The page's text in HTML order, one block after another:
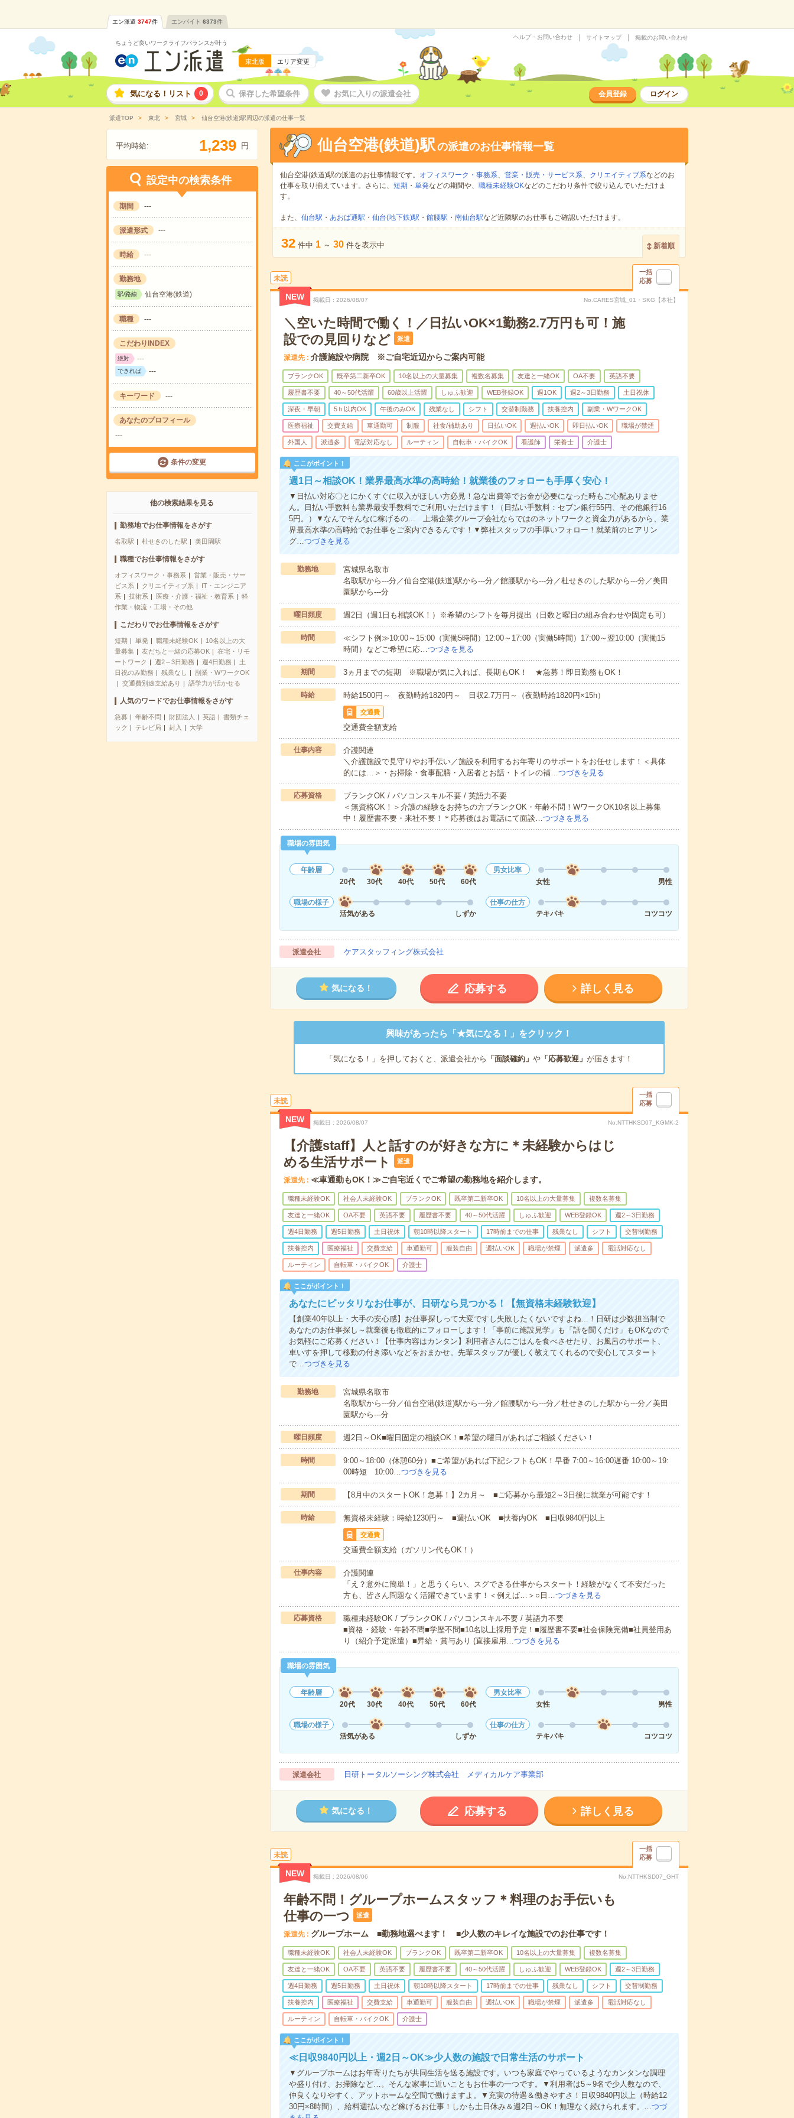
エン派遣 3747件 エンバイト 6373件
ちょうど良いワークライフバランスが叶う
東北版 エリア変更
ヘルプ・お問い合わせ サイトマップ 掲載のお問い合わせ
気になる！リスト 0 保存した希望条件 お気に入りの派遣会社 会員登録 ログイン
派遣TOP 東北 宮城 仙台空港(鉄道)駅周辺の派遣の仕事一覧
平均時給: 1,239 円
設定中の検索条件
期間 ---
派遣形式 ---
時給 ---
勤務地
駅/路線 仙台空港(鉄道)
職種 ---
こだわりINDEX
絶対 ---
できれば ---
キーワード ---
あなたのプロフィール
---
条件の変更
他の検索結果を見る
勤務地でお仕事情報をさがす
名取駅 杜せきのした駅 美田園駅
職種でお仕事情報をさがす
オフィスワーク・事務系
営業・販売・サー
ビス系
クリエイティブ系
IT・エンジニア
系
技術系 医療・介護・福祉・教育系
軽
作業・物流・工場・その他
こだわりでお仕事情報をさがす
短期 単発 職種未経験OK
10名以上の大
量募集
友だちと一緒の応募OK
在宅・リモ
ートワーク
週2～3日勤務 週4日勤務
土
日祝のみ勤務
残業なし
副業・WワークOK
交通費別途支給あり
語学力が活かせる
人気のワードでお仕事情報をさがす
急募 年齢不問 財団法人 英語
書類チェ
ック
テレビ局 封入 大学
仙台空港(鉄道)駅の派遣のお仕事情報一覧
仙台空港(鉄道)駅の派遣のお仕事情報です。 オフィスワーク・事務系、 営業・販売・サービス系、 クリエイティブ系などのお
仕事を取り揃えています。さらに、 短期 ・ 単発などの期間や、 職種未経験OKなどのこだわり条件で絞り込んでいただけま
す。
また、 仙台駅 ・ あおば通駅 ・ 仙台(地下鉄)駅 ・ 館腰駅 ・ 南仙台駅など近隣駅のお仕事もご確認いただけます。
32 件中 1 ～ 30 件を表示中 新着順
未読
一括
応募
NEW 掲載日 2026/08/07 No.CARES宮城_01・SKG【本社】
＼空いた時間で働く！／日払いOK×1勤務2.7万円も可！施
設での見回りなど
派遣
派遣先 介護施設や病院 ※ご自宅近辺からご案内可能
ブランクOK 既卒第二新卒OK 10名以上の大量募集 複数名募集 友達と一緒OK OA不要 英語不要
履歴書不要 40～50代活躍 60歳以上活躍 しゅふ歓迎 WEB登録OK 週1OK 週2～3日勤務 土日祝休
深夜・早朝 5ｈ以内OK 午後のみOK 残業なし シフト 交替制勤務 扶養控内 副業・WワークOK
医療福祉 交費支給 車通勤可 制服 社食/補助あり 日払いOK 週払いOK 即日払いOK 職場が禁煙
外国人 派遣多 電話対応なし ルーティン 自転車・バイクOK 看護師 栄養士 介護士
ここがポイント！
週1日～相談OK！業界最高水準の高時給！就業後のフォローも手厚く安心！
▼日払い対応〇とにかくすぐに収入がほしい方必見！急な出費等でお金が必要になった時もご心配ありませ
ん。日払い手数料も業界最安手数料でご利用いただけます！（日払い手数料：セブン銀行55円、その他銀行16
5円。）▼なんでそんなに稼げるの... 上場企業グループ会社ならではのネットワークと資金力があるから、業
界最高水準の高時給でお仕事をご案内できるんです！▼弊社スタッフの手厚いフォロー！就業前のヒアリン
グ…つづきを見る
勤務地
宮城県名取市
名取駅から---分／仙台空港(鉄道)駅から---分／館腰駅から---分／杜せきのした駅から---分／美田
園駅から---分
曜日頻度 週2日（週1日も相談OK！）※希望のシフトを毎月提出（日数と曜日の組み合わせや固定も可）
時間
≪シフト例≫10:00～15:00（実働5時間）12:00～17:00（実働5時間）17:00～翌10:00（実働15
時間）などご希望に応…つづきを見る
期間 3ヵ月までの短期 ※職場が気に入れば、長期もOK！ ★急募！即日勤務もOK！
時給 時給1500円～ 夜勤時給1820円～ 日収2.7万円～（夜勤時給1820円×15h）
交通費
交通費全額支給
仕事内容
介護関連
＼介護施設で見守りやお手伝い／施設を利用するお年寄りのサポートをお任せします！＜具体
的には…＞・お掃除・食事配膳・入居者とお話・トイレの補…つづきを見る
応募資格
ブランクOK / パソコンスキル不要 / 英語力不要
＜無資格OK！＞介護の経験をお持ちの方ブランクOK・年齢不問！WワークOK10名以上募集
中！履歴書不要・来社不要！＊応募後はお電話にて面談…つづきを見る
職場の雰囲気
年齢層
20代
30代 40代 50代 60代
男女比率
女性
男性
職場の様子
活気がある
しずか
仕事の仕方
テキパキ
コツコツ
派遣会社 ケアスタッフィング株式会社
気になる！ 応募する 詳しく見る
興味があったら「★気になる！」をクリック！
「気になる！」を押しておくと、派遣会社から 「面談確約」 や「応募歓迎」 が届きます！
未読
一括
応募
NEW 掲載日 2026/08/07 No.NTTHKSD07_KGMK-2
【介護staff】人と話すのが好きな方に＊未経験からはじ
める生活サポート
派遣
派遣先 ≪車通勤もOK！≫ご自宅近くでご希望の勤務地を紹介します。
職種未経験OK 社会人未経験OK ブランクOK 既卒第二新卒OK 10名以上の大量募集 複数名募集
友達と一緒OK OA不要 英語不要 履歴書不要 40～50代活躍 しゅふ歓迎 WEB登録OK 週2～3日勤務
週4日勤務 週5日勤務 土日祝休 朝10時以降スタート 17時前までの仕事 残業なし シフト 交替制勤務
扶養控内 医療福祉 交費支給 車通勤可 服装自由 週払いOK 職場が禁煙 派遣多 電話対応なし
ルーティン 自転車・バイクOK 介護士
ここがポイント！
あなたにピッタリなお仕事が、日研なら見つかる！【無資格未経験歓迎】
【創業40年以上・大手の安心感】お仕事探しって大変ですし失敗したくないですよね...！日研は少数担当制で
あなたのお仕事探し～就業後も徹底的にフォローします！「事前に施設見学」も「話を聞くだけ」もOKなので
お気軽にご応募ください！【仕事内容はカンタン】利用者さんにごはんを食べさせたり、お風呂のサポート、
車いすを押して移動の付き添いなどをおまかせ。先輩スタッフが優しく教えてくれるので安心してスタート
で…つづきを見る
勤務地
宮城県名取市
名取駅から---分／仙台空港(鉄道)駅から---分／館腰駅から---分／杜せきのした駅から---分／美田
園駅から---分
曜日頻度 週2日～OK■曜日固定の相談OK！■希望の曜日があればご相談ください！
時間
9:00～18:00（休憩60分）■ご希望があれば下記シフトもOK！早番 7:00～16:00遅番 10:00～19:
00時短 10:00…つづきを見る
期間 【8月中のスタートOK！急募！】2カ月～ ■ご応募から最短2～3日後に就業が可能です！
時給 無資格未経験：時給1230円～ ■週払いOK ■扶養内OK ■日収9840円以上
交通費
交通費全額支給（ガソリン代もOK！）
仕事内容
介護関連
「え？意外に簡単！」と思うくらい、スグできる仕事からスタート！経験がなくて不安だった
方も、皆さん問題なく活躍できています！＜例えば…＞○日…つづきを見る
応募資格
職種未経験OK / ブランクOK / パソコンスキル不要 / 英語力不要
■資格・経験・年齢不問■学歴不問■10名以上採用予定！■履歴書不要■社会保険完備■社員登用あ
り（紹介予定派遣）■昇給・賞与あり (直接雇用…つづきを見る
職場の雰囲気
年齢層
20代
30代 40代 50代 60代
男女比率
女性
男性
職場の様子
活気がある
しずか
仕事の仕方
テキパキ
コツコツ
派遣会社 日研トータルソーシング株式会社 メディカルケア事業部
気になる！ 応募する 詳しく見る
未読
一括
応募
NEW 掲載日 2026/08/06 No.NTTHKSD07_GHT
年齢不問！グループホームスタッフ＊料理のお手伝いも
仕事の一つ
派遣
派遣先 グループホーム ■勤務地選べます！ ■少人数のキレイな施設でのお仕事です！
職種未経験OK 社会人未経験OK ブランクOK 既卒第二新卒OK 10名以上の大量募集 複数名募集
友達と一緒OK OA不要 英語不要 履歴書不要 40～50代活躍 しゅふ歓迎 WEB登録OK 週2～3日勤務
週4日勤務 週5日勤務 土日祝休 朝10時以降スタート 17時前までの仕事 残業なし シフト 交替制勤務
扶養控内 医療福祉 交費支給 車通勤可 服装自由 週払いOK 職場が禁煙 派遣多 電話対応なし
ルーティン 自転車・バイクOK 介護士
ここがポイント！
≪日収9840円以上・週2日～OK≫少人数の施設で日常生活のサポート
▼グループホームはお年寄りたちが共同生活を送る施設です。いつも家庭でやっているようなカンタンな調理
や盛り付け、お掃除など…。そんな家事に近いこともお仕事の一つです。▼利用者は5～9名で少人数なので、
仲良くなりやすく、アットホームな空間で働けますよ。▼充実の待遇＆働きやすさ！日収9840円以上（時給12
30円×8時間）、給料週払いなど稼げるお仕事！しかも土日休み＆週2日～OK！無理なく続けられます。…つづ